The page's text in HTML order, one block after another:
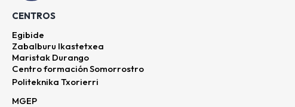
CENTROS
Egibide
Zabalburu Ikastetxea
Maristak Durango
Centro formación Somorrostro
Politeknika Txorierri
MGEP